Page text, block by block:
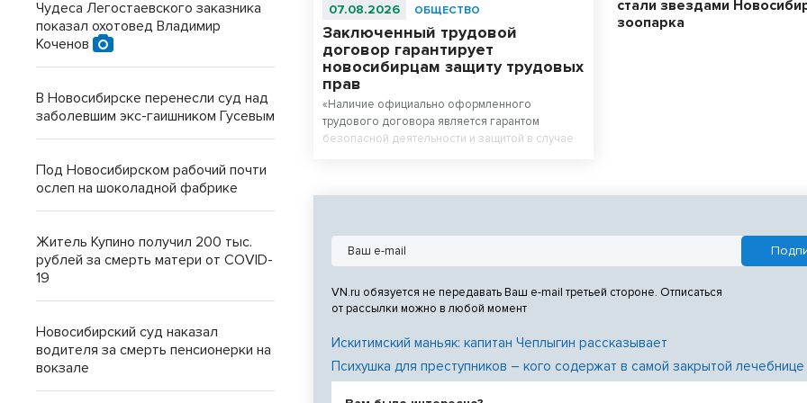
07.08.2026 ОБЩЕСТВО
Заключенный трудовой
договор гарантирует
новосибирцам защиту трудовых
прав
«Наличие официально оформленного
трудового договора является гарантом
безопасной деятельности и защитой в случае
Новосибирской области Вадим Балашов.
стали звездами
зоопарка
VN.ru обязуется не передавать Ваш e-mail третьей стороне. Отписаться
от рассылки можно в любой момент
Искитимский маньяк: капитан Чеплыгин рассказывает
Психушка для преступников – кого содержат в самой закрытой
Чудеса Легостаевского заказника
показал охотовед Владимир
Коченов
В Новосибирске перенесли суд над
заболевшим экс-гаишником Гусевым
Под Новосибирском рабочий почти
ослеп на шоколадной фабрике
Житель Купино получил 200 тыс.
рублей за смерть матери от COVID-
19
Новосибирский суд наказал
водителя за смерть пенсионерки на
вокзале